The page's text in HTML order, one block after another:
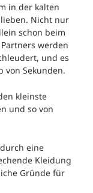
in der kalten
lieben. Nicht nur
schon beim
werden
und es
von Sekunden.
kleinste
und so von
eine
Kleidung
Gründe für